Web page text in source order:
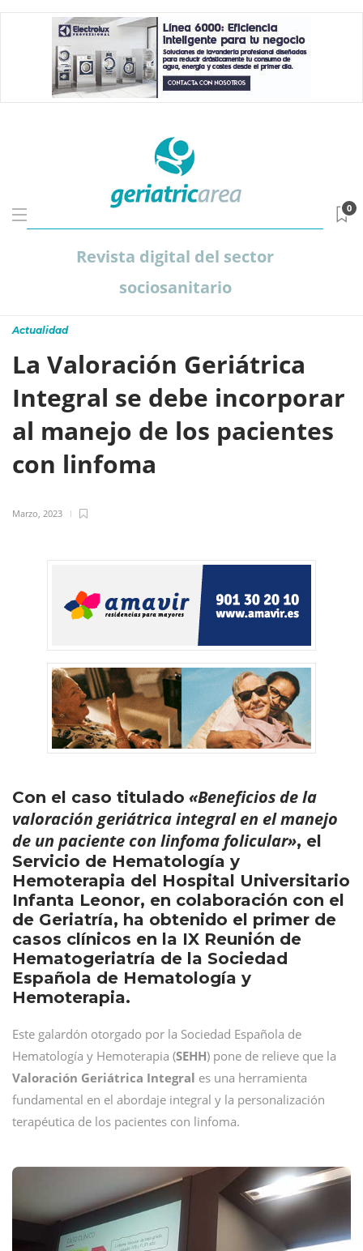
Revista digital del sector
sociosanitario
0
Actualidad
La Valoración Geriátrica
Integral se debe incorporar
al manejo de los pacientes
con linfoma
Marzo, 2023
Con el caso titulado «Beneficios de la
valoración geriátrica integral en el manejo
de un paciente con linfoma folicular», el
Servicio de Hematología y
Hemoterapia del Hospital Universitario
Infanta Leonor, en colaboración con el
de Geriatría, ha obtenido el primer de
casos clínicos en la IX Reunión de
Hematogeriatría de la Sociedad
Española de Hematología y
Hemoterapia.
Este galardón otorgado por la Sociedad Española de
Hematología y Hemoterapia (SEHH) pone de relieve que la
Valoración Geriátrica Integral es una herramienta
fundamental en el abordaje integral y la personalización
terapéutica de los pacientes con linfoma.